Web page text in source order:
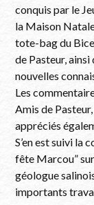
conquis par le
la Maison
tote-bag du
de Pasteur,
nouvelles
Les
Amis de
appréciés
S’en est suivi la
fête Marcou”
géologue
importants